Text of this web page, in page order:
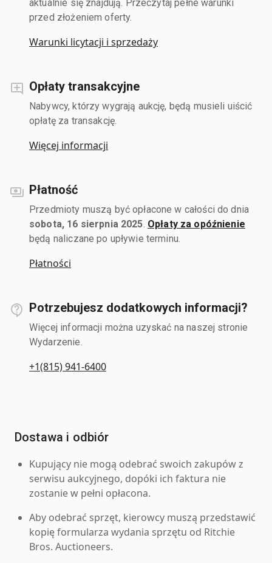
aktualnie się znajdują. Przeczytaj pełne warunki
przed złożeniem oferty.
Warunki licytacji i sprzedaży
Opłaty transakcyjne
Nabywcy, którzy wygrają aukcję, będą musieli uiścić
opłatę za transakcję.
Więcej informacji
Płatność
Przedmioty muszą być opłacone w całości do dnia
sobota, 16 sierpnia 2025 Opłaty za opóźnienie
będą naliczane po upływie terminu.
Płatności
Potrzebujesz dodatkowych informacji?
Więcej informacji można uzyskać na naszej stronie
Wydarzenie.
+1(815) 941-6400
Dostawa i odbiór
Kupujący nie mogą odebrać swoich zakupów z
serwisu aukcyjnego, dopóki ich faktura nie
zostanie w pełni opłacona.
Aby odebrać sprzęt, kierowcy muszą przedstawić
kopię formularza wydania sprzętu od Ritchie
Bros. Auctioneers.